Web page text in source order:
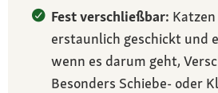
Fest verschließbar:
erstaunlich geschickt und
wenn es darum geht,
Besonders Schiebe- oder